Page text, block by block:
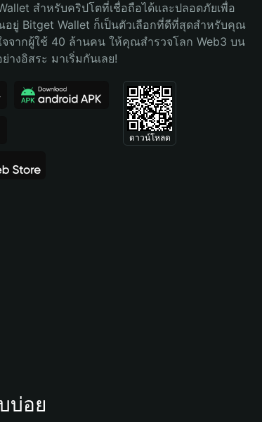
สำหรับคริปโตที่เชื่อถือได้และปลอดภัยเพื่อ
ยู่ Bitget Wallet ก็เป็นตัวเลือกที่ดีที่สุดสำหรับคุณ
จจากผู้ใช้ 40 ล้านคน ให้คุณสำรวจโลก Web3 บน
างอิสระ มาเริ่มกันเลย!
ดาวน์โหลด
บ่อย